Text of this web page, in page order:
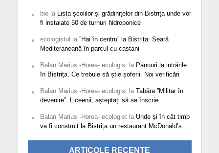
biola
Lista școlilor și grădinițelor din Bistrița unde vor
fi instalate 50 de turnuri hidroponice
ecologistul la ”Hai în centru” la Bistrița: Seară
Mediteraneană în parcul cu castani
Balan Marius -Horea- ecologistla Panouri la intrările
în Bistrița. Ce trebuie să știe șoferii. Noi verificări
Balan Marius -Horea- ecologistla Tabăra ”Militar în
devenire”. Liceenii, așteptați să se înscrie
Balan Marius -Horea- ecologistla Unde și în cât timp
va fi construit la Bistrița un restaurant McDonald’s
ARTICOLE RECENTE